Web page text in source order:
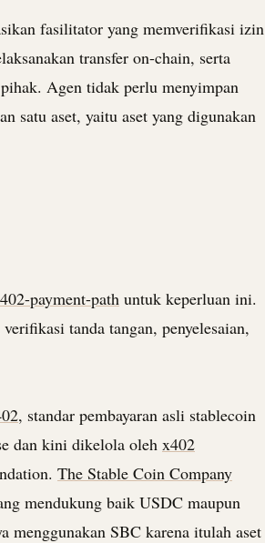
fasilitator yang memverifikasi izin
transfer on-chain, serta
Agen tidak perlu menyimpan
satu aset, yaitu aset yang digunakan
payment-path untuk keperluan ini.
tanda tangan, penyelesaian,
, standar pembayaran asli stablecoin
dan kini dikelola oleh x402
The Stable Coin Company
mendukung baik USDC maupun
menggunakan SBC karena itulah aset